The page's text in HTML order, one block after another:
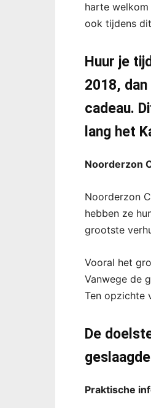
harte welkom
ook tijdens
Huur je
2018,
cadeau.
lang het
Noorderzon
Noorderzon
hebben ze
grootste
Vooral het
Vanwege de
Ten opzichte
De
Praktische